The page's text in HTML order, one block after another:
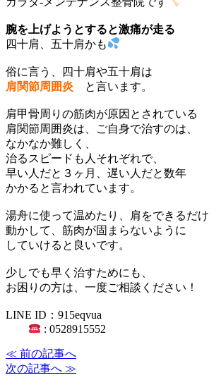
腕を上げようとすると激痛が走る
四十肩、五十肩かも
俗に言う、四十肩や五十肩は
肩関節周囲炎 と言います。
肩甲骨周りの筋肉が原因とされている
肩関節周囲炎は、ご自身で治すのは、
なかなか難しく、
治るスピードも人それぞれで、
早い人だと３ヶ月、遅い人だと数年
かかると言われています。
湯舟に使って温めたり、肩をできるだけ
動かして、筋肉が固まらないように
していけると良いです。
少しでも早く治すためにも、
お困りの方は、一度ご相談ください！
LINE ID：915eqvua
: 0528915552
≪ 前の記事へ
次の記事へ ≫